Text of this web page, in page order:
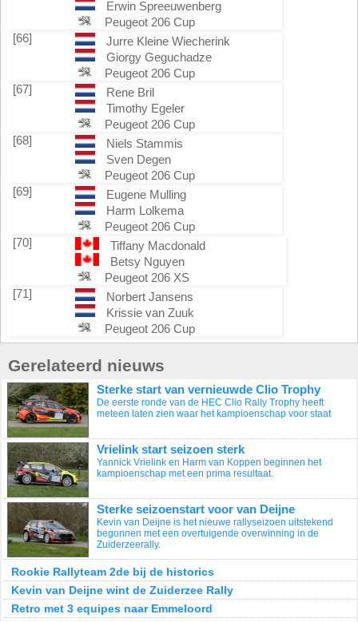
Erwin Spreeuwenberg
Peugeot 206 Cup
[66]
Jurre Kleine Wiecherink
Giorgy Geguchadze
Peugeot 206 Cup
[67]
Rene Bril
Timothy Egeler
Peugeot 206 Cup
[68]
Niels Stammis
Sven Degen
Peugeot 206 Cup
[69]
Eugene Mulling
Harm Lolkema
Peugeot 206 Cup
[70]
Tiffany Macdonald
Betsy Nguyen
Peugeot 206 XS
[71]
Norbert Jansens
Krissie van Zuuk
Peugeot 206 Cup
Gerelateerd nieuws
Sterke start van vernieuwde Clio Trophy
De eerste ronde van de HEC Clio Rally Trophy heeft
meteen laten zien waar het kampioenschap voor staat
Vrielink start seizoen sterk
Yannick Vrielink en Harm van Koppen beginnen het
kampioenschap met een prima resultaat.
Sterke seizoenstart voor van Deijne
Kevin van Deijne is het nieuwe rallyseizoen uitstekend
begonnen met een overtuigende overwinning in de
Zuiderzeerally.
Rookie Rallyteam 2de bij de historics
Kevin van Deijne wint de Zuiderzee Rally
Retro met 3 equipes naar Emmeloord